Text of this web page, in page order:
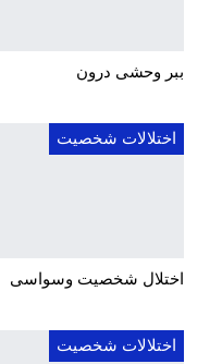
ببر وحشی درون
اختلالات شخصیت
اختلال شخصیت وسواسی
اختلالات شخصیت